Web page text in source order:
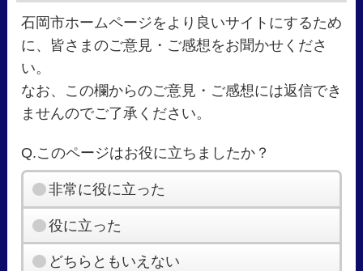
石岡市ホームページをより良いサイトにするため
に、皆さまのご意見・ご感想をお聞かせくださ
い。
なお、この欄からのご意見・ご感想には返信でき
ませんのでご了承ください。
Q.このページはお役に立ちましたか？
非常に役に立った
役に立った
どちらともいえない